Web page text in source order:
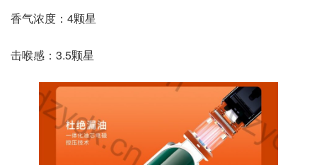
香气浓度：4颗星
击喉感：3.5颗星